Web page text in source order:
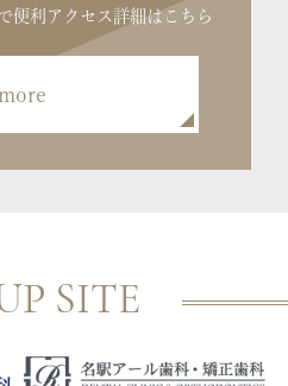
便利 アクセス詳細はこちら
more
SITE